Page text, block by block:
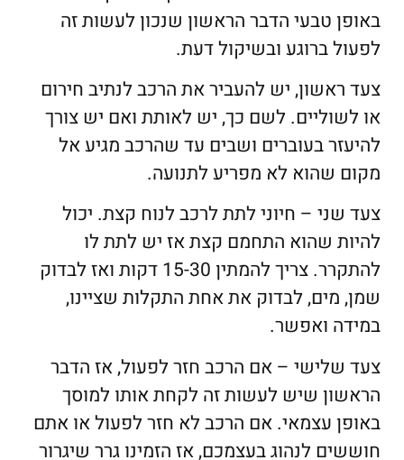
באופן טבעי הדבר הראשון שנכון לעשות זה
לפעול ברוגע ובשיקול דעת.
צעד ראשון, יש להעביר את הרכב לנתיב חירום
או לשוליים. לשם כך, יש לאותת ואם יש צורך
להיעזר בעוברים ושבים עד שהרכב מגיע אל
מקום שהוא לא מפריע לתנועה.
צעד שני – חיוני לתת לרכב לנוח קצת. יכול
להיות שהוא התחמם קצת אז יש לתת לו
להתקרר. צריך להמתין 15-30 דקות ואז לבדוק
שמן, מים, לבדוק את אחת התקלות שציינו,
במידה ואפשר.
צעד שלישי – אם הרכב חזר לפעול, אז הדבר
הראשון שיש לעשות זה לקחת אותו למוסך
באופן עצמאי. אם הרכב לא חזר לפעול או אתם
חוששים לנהוג בעצמכם, אז הזמינו גרר שיגרור